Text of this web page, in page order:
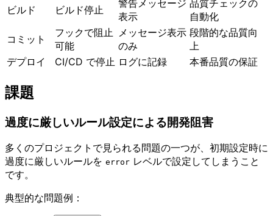
ビルド ビルド停止
警告メッセージ
表示
品質チェックの
自動化
コミット
フックで阻止
可能
メッセージ表示
のみ
段階的な品質向
上
デプロイ
CI/CD で停止 ログに記録 本番品質の保証
課題
過度に厳しいルール設定による開発阻害
多くのプロジェクトで見られる問題の一つが、初期設定時に
過度に厳しいルールを error レベルで設定してしまうこと
です。
典型的な問題例：